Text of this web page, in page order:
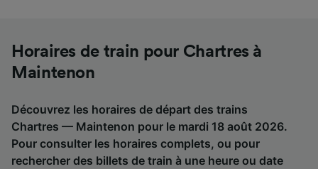
Horaires de train pour Chartres à
Maintenon
Découvrez les horaires de départ des trains
Chartres — Maintenon pour le mardi 18 août 2026.
Pour consulter les horaires complets, ou pour
rechercher des billets de train à une heure ou date